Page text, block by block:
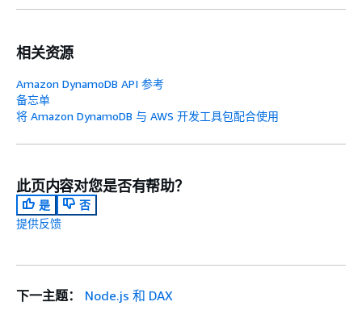
相关资源
Amazon DynamoDB API 参考
备忘单
将 Amazon DynamoDB 与 AWS 开发工具包配合使用
此页内容对您是否有帮助？
是
否
提供反馈
下一主题：
Node.js 和 DAX